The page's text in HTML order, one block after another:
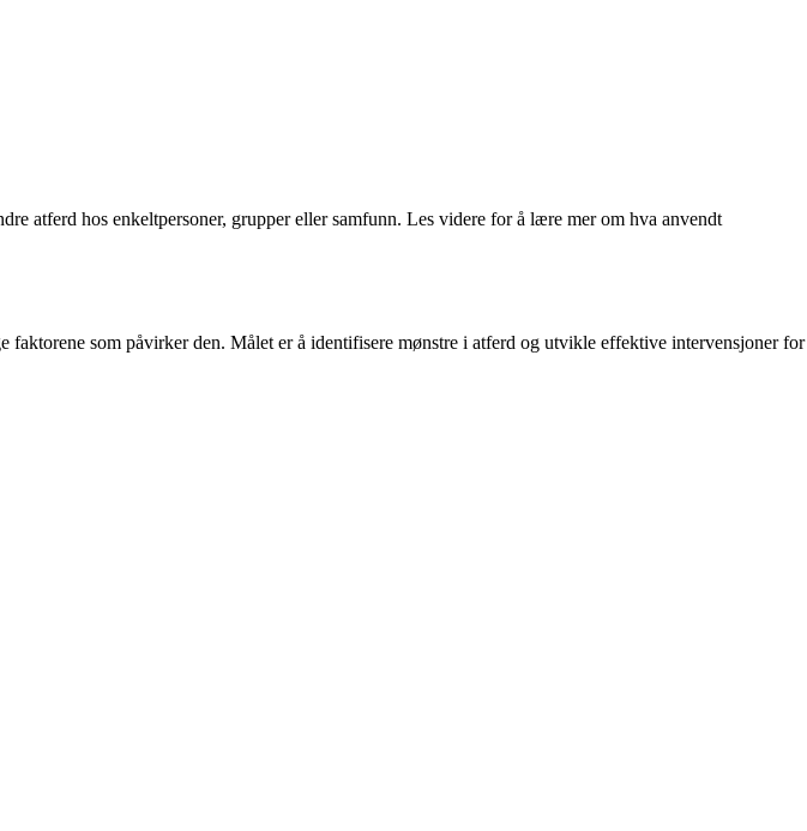
atferd hos enkeltpersoner, grupper eller samfunn. Les videre for å lære mer om hva anvendt
som påvirker den. Målet er å identifisere mønstre i atferd og utvikle effektive intervensjoner for